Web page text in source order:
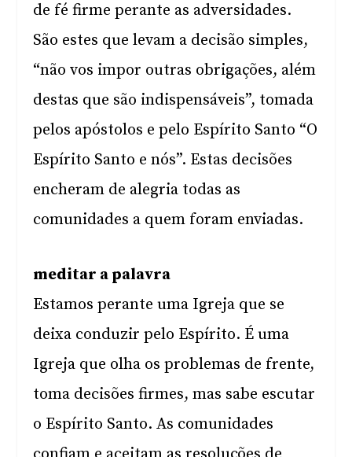
de fé firme perante as adversidades.
São estes que levam a decisão simples,
“não vos impor outras obrigações, além
destas que são indispensáveis”, tomada
pelos apóstolos e pelo Espírito Santo “O
Espírito Santo e nós”. Estas decisões
encheram de alegria todas as
comunidades a quem foram enviadas.
meditar a palavra
Estamos perante uma Igreja que se
deixa conduzir pelo Espírito. É uma
Igreja que olha os problemas de frente,
toma decisões firmes, mas sabe escutar
o Espírito Santo. As comunidades